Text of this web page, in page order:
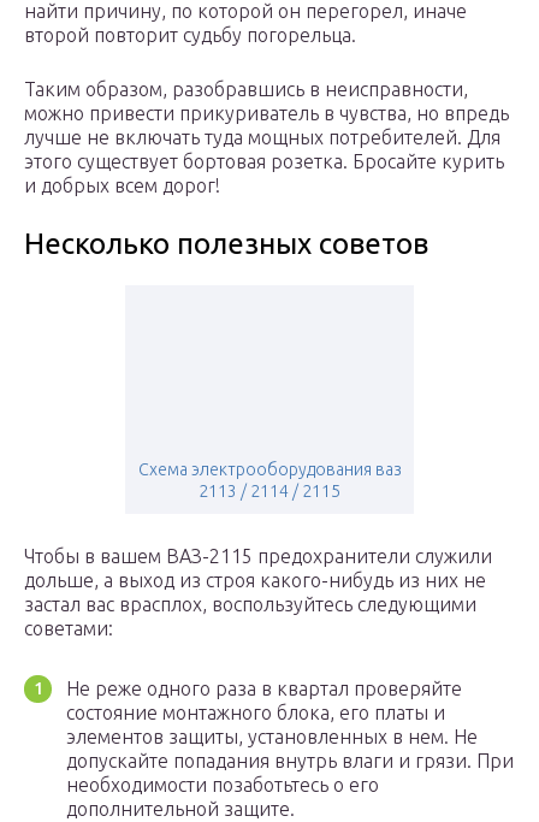
найти причину, по которой он перегорел, иначе
второй повторит судьбу погорельца.
Таким образом, разобравшись в неисправности,
можно привести прикуриватель в чувства, но впредь
лучше не включать туда мощных потребителей. Для
этого существует бортовая розетка. Бросайте курить
и добрых всем дорог!
Несколько полезных советов
Схема электрооборудования ваз
2113 / 2114 / 2115
Чтобы в вашем ВАЗ-2115 предохранители служили
дольше, а выход из строя какого-нибудь из них не
застал вас врасплох, воспользуйтесь следующими
советами:
Не реже одного раза в квартал проверяйте
состояние монтажного блока, его платы и
элементов защиты, установленных в нем. Не
допускайте попадания внутрь влаги и грязи. При
необходимости позаботьтесь о его
дополнительной защите.